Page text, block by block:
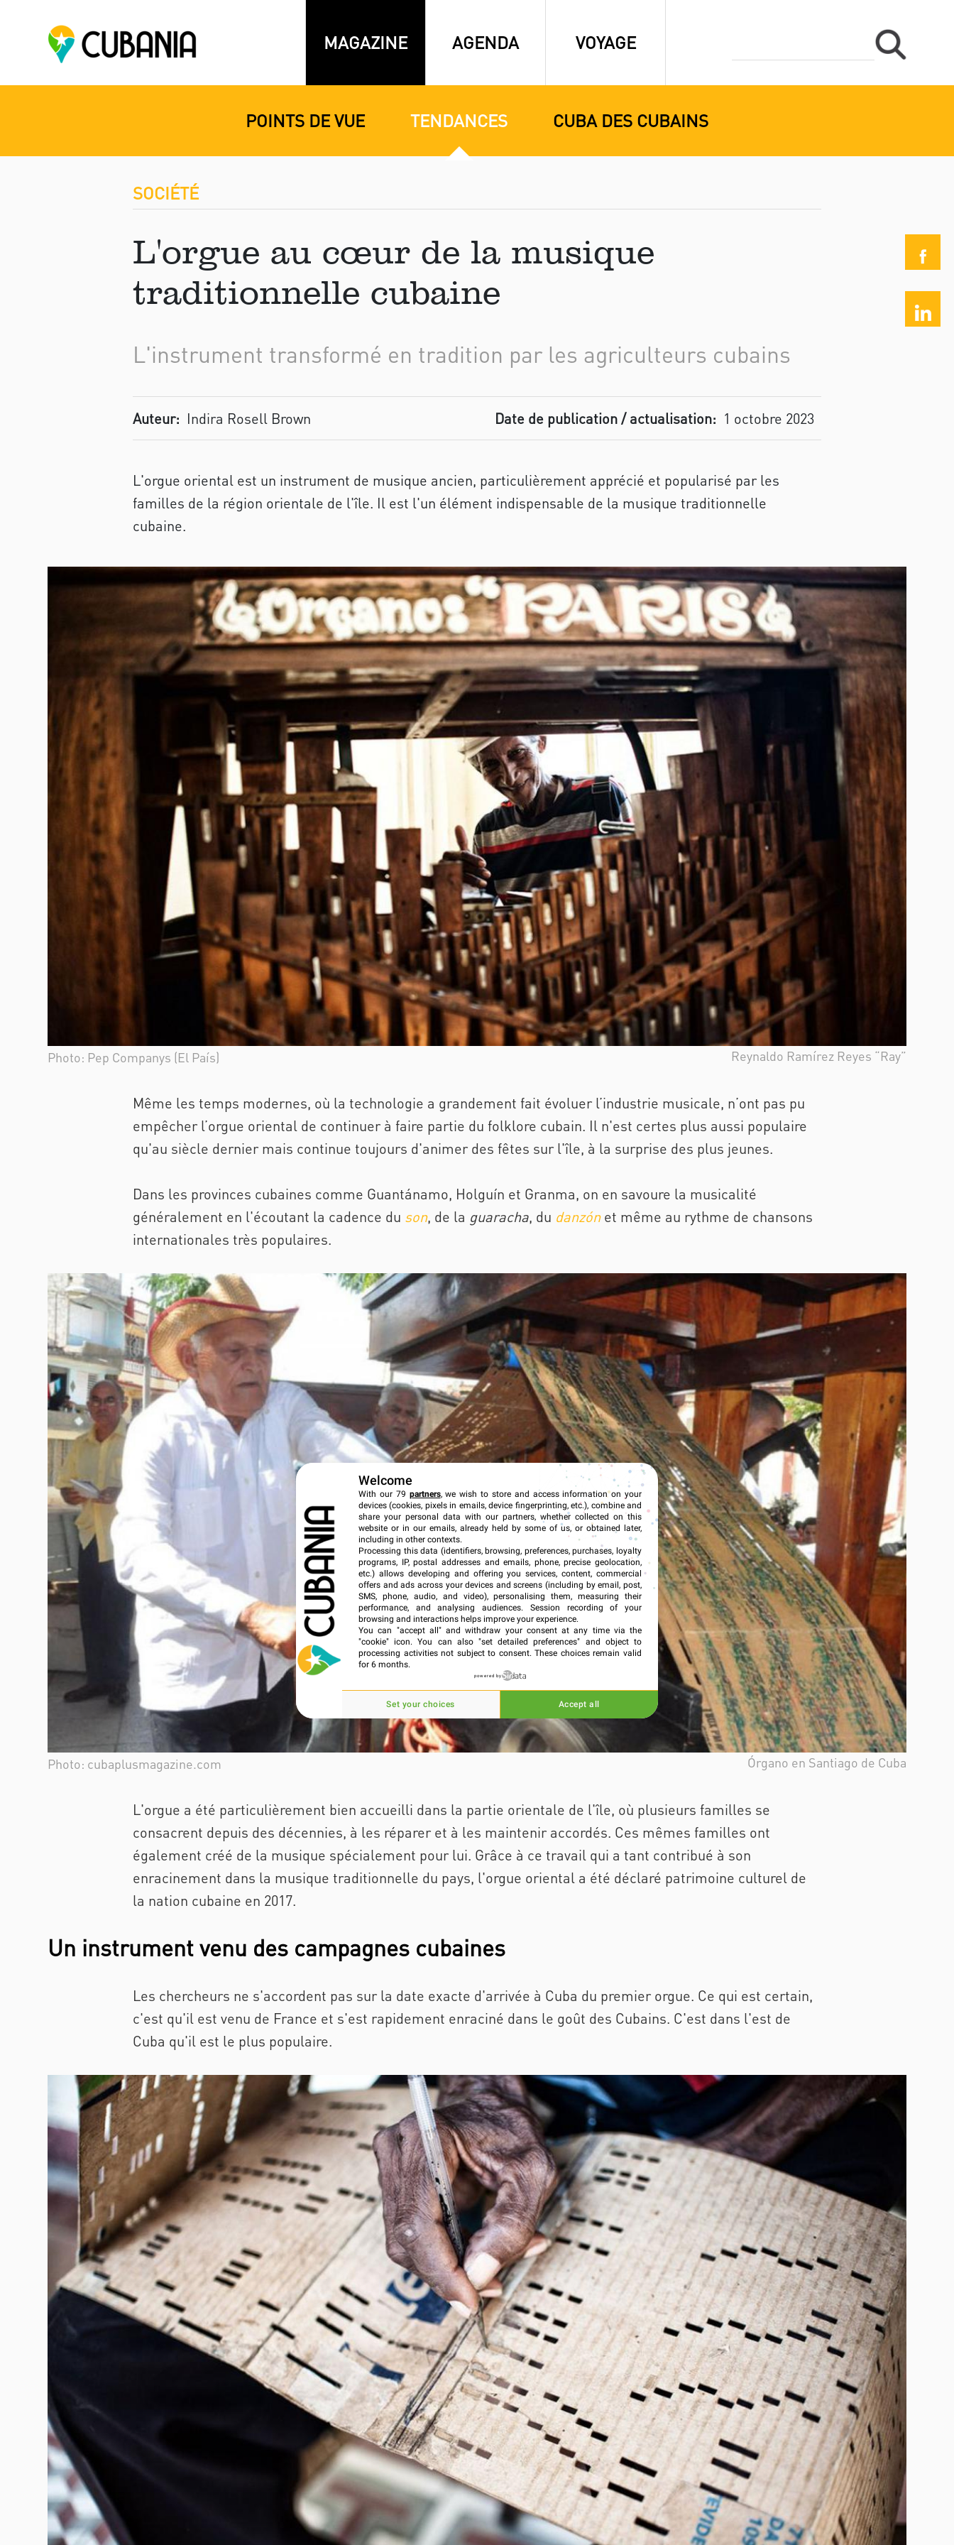
MAGAZINE AGENDA VOYAGE
POINTS DE VUE TENDANCES CUBA DES CUBAINS
SOCIÉTÉ
L'orgue au cœur de la musique
traditionnelle cubaine
L'instrument transformé en tradition par les agriculteurs cubains
Auteur: Indira Rosell Brown Date de publication / actualisation: 1 octobre 2023
L'orgue oriental est un instrument de musique ancien, particulièrement apprécié et popularisé par les
familles de la région orientale de l'île. Il est l'un élément indispensable de la musique traditionnelle
cubaine.
Photo: Pep Companys (El País) Reynaldo Ramírez Reyes “Ray”
Même les temps modernes, où la technologie a grandement fait évoluer l’industrie musicale, n’ont pas pu
empêcher l’orgue oriental de continuer à faire partie du folklore cubain. Il n'est certes plus aussi populaire
qu'au siècle dernier mais continue toujours d'animer des fêtes sur l'île, à la surprise des plus jeunes.
Dans les provinces cubaines comme Guantánamo, Holguín et Granma, on en savoure la musicalité
généralement en l'écoutant la cadence du son, de la guaracha, du danzónet même au rythme de chansons
internationales très populaires.
Photo: cubaplusmagazine.com Órgano en Santiago de Cuba
L'orgue a été particulièrement bien accueilli dans la partie orientale de l'île, où plusieurs familles se
consacrent depuis des décennies, à les réparer et à les maintenir accordés. Ces mêmes familles ont
également créé de la musique spécialement pour lui. Grâce à ce travail qui a tant contribué à son
enracinement dans la musique traditionnelle du pays, l'orgue oriental a été déclaré patrimoine culturel de
la nation cubaine en 2017.
Un instrument venu des campagnes cubaines
Les chercheurs ne s'accordent pas sur la date exacte d'arrivée à Cuba du premier orgue. Ce qui est certain,
c'est qu'il est venu de France et s'est rapidement enraciné dans le goût des Cubains. C'est dans l'est de
Cuba qu'il est le plus populaire.
Welcome
With our 79 partners, we wish to store and access information on your
devices (cookies, pixels in emails, device fingerprinting, etc.), combine and
share your personal data with our partners, whether collected on this
website or in our emails, already held by some of us, or obtained later,
including in other contexts.
Processing this data (identifiers, browsing, preferences, purchases, loyalty
programs, IP, postal addresses and emails, phone, precise geolocation,
etc.) allows developing and offering you services, content, commercial
offers and ads across your devices and screens (including by email, post,
SMS, phone, audio, and video), personalising them, measuring their
performance, and analysing audiences. Session recording of your
browsing and interactions helps improve your experience.
You can "accept all" and withdraw your consent at any time via the
"cookie" icon. You can also "set detailed preferences" and object to
processing activities not subject to consent. These choices remain valid
for 6 months.
powered by
Set your choices Accept all